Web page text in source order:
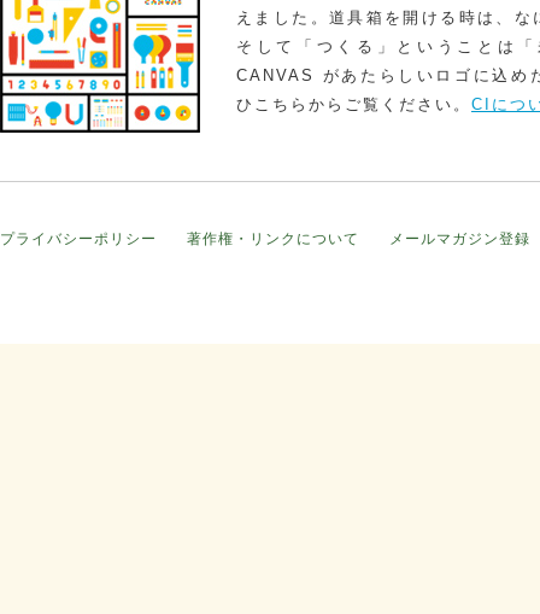
えました。道具箱を開ける時は、
そして「つくる」ということは
CANVAS があたらしいロゴに込め
ひこちらからご覧ください。 CIにつ
プライバシーポリシー 著作権・リンクについて メールマガジン登録